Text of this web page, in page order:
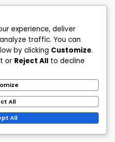
experience, deliver
traffic. You can
by clicking Customize.
or Reject All to decline
All
All